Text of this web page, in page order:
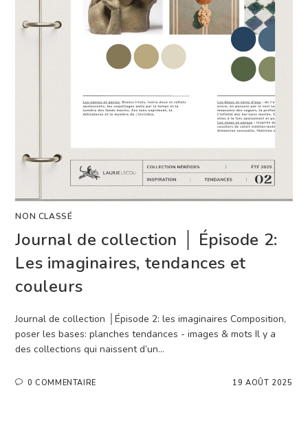
NON CLASSÉ
Journal de collection │ Épisode 2:
Les imaginaires, tendances et
couleurs
Journal de collection │Épisode 2: les imaginaires Composition,
poser les bases: planches tendances - images & mots Il y a
des collections qui naissent d’un…
0 COMMENTAIRE 19 AOÛT 2025